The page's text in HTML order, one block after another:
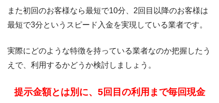
また初回のお客様なら最短で10分、2回目以降のお客様は
最短で3分というスピード入金を実現している業者です。
実際にどのような特徴を持っている業者なのか把握したう
えで、利用するかどうか検討しましょう。
提示金額とは別に、5回目の利用まで毎回現金